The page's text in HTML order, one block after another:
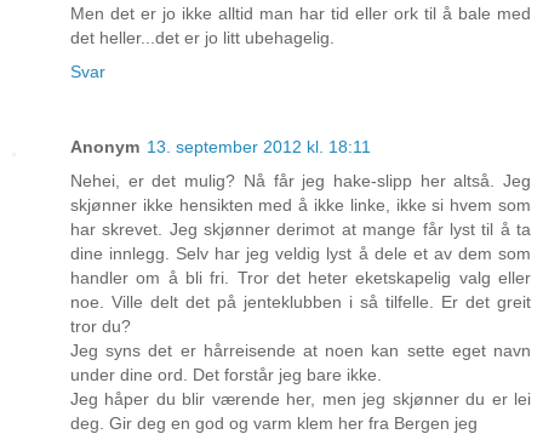
Men det er jo ikke alltid man har tid eller ork til å bale med
det heller...det er jo litt ubehagelig.
Svar
Anonym 13. september 2012 kl. 18:11
Nehei, er det mulig? Nå får jeg hake-slipp her altså. Jeg
skjønner ikke hensikten med å ikke linke, ikke si hvem som
har skrevet. Jeg skjønner derimot at mange får lyst til å ta
dine innlegg. Selv har jeg veldig lyst å dele et av dem som
handler om å bli fri. Tror det heter eketskapelig valg eller
noe. Ville delt det på jenteklubben i så tilfelle. Er det greit
tror du?
Jeg syns det er hårreisende at noen kan sette eget navn
under dine ord. Det forstår jeg bare ikke.
Jeg håper du blir værende her, men jeg skjønner du er lei
deg. Gir deg en god og varm klem her fra Bergen jeg